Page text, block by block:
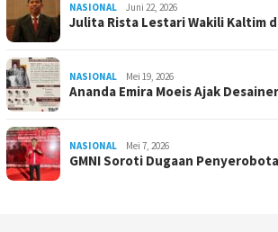
NASIONAL Juni 22, 2026
Julita Rista Lestari Wakili Kaltim
NASIONAL Mei 19, 2026
Ananda Emira Moeis Ajak
NASIONAL Mei 7, 2026
GMNI Soroti Dugaan